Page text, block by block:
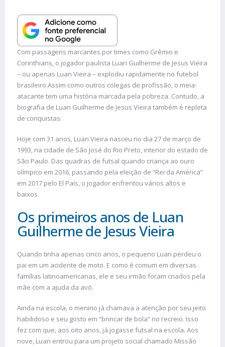
Com passagens marcantes por times como Grêmio e
Corinthians, o jogador paulista Luan Guilherme de Jesus Vieira
– ou apenas Luan Vieira – explodiu rapidamente no futebol
brasileiro.Assim como outros colegas de profissão, o meia-
atacante tem uma história marcada pela pobreza. Contudo, a
biografia de Luan Guilherme de Jesus Vieira também é repleta
de conquistas.
Hoje com 31 anos, Luan Vieira nasceu no dia 27 de março de
1993, na cidade de São José do Rio Preto, interior do estado de
São Paulo. Das quadras de futsal quando criança ao ouro
olímpico em 2016, passando pela eleição de “Rei da América”
em 2017 pelo El País, o jogador enfrentou vários altos e
baixos.
Os primeiros anos de Luan
Guilherme de Jesus Vieira
Quando tinha apenas cinco anos, o pequeno Luan perdeu o
pai em um acidente de moto. E como é comum em diversas
famílias latinoamericanas, ele e seu irmão foram criados pela
mãe com a ajuda da avó.
Ainda na escola, o menino já chamava a atenção por seu jeito
habilidoso e seu gosto em “brincar de bola” no recreio. Isso
fez com que, aos oito anos, já jogasse futsal na escola. Aos
nove, Luan entrou para um projeto social chamado Missão